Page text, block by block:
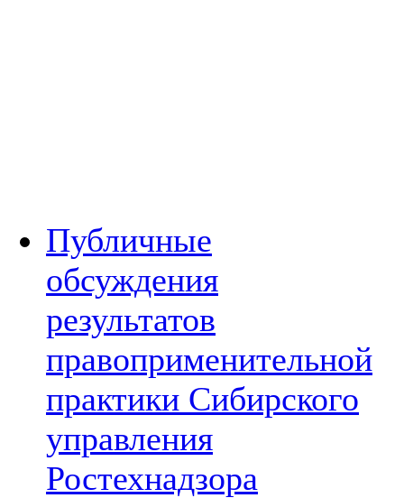
Публичные
обсуждения
результатов
правоприменительной
практики Сибирского
управления
Ростехнадзора